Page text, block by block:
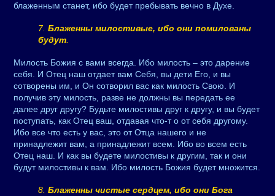
блаженным станет, ибо будет пребывать вечно в Духе.
7. Блаженны милостивые, ибо они помилованы
будут
Милость Божия с вами всегда. Ибо милость – это дарение
себя. И Отец наш отдает вам Себя, вы дети Его, и вы
сотворены им, и Он сотворил вас как милость Свою. И
получив эту милость, разве не должны вы передать ее
далее друг другу? Будьте милостивы друг к другу, и вы будет
поступать, как Отец ваш, отдавая что-т о от себя другому.
Ибо все что есть у вас, это от Отца нашего и не
принадлежит вам, а принадлежит всем. Ибо во всем есть
Отец наш. И как вы будете милостивы к другим, так и они
будут милостивы к вам. Ибо милость Божия будет множится.
8. Блаженны чистые сердцем, ибо они Бога